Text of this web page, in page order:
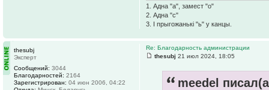
1. Адна "а", замест "о"
2. Адна "с"
3. І прыгожанькі "ь" у канцы.
Re: Благодарность администрации
thesubj 21 июл 2024, 18:05
meedel
thesubj
Эксперт
Сообщений: 3044
Благодарностей: 2164
Зарегистрирован: 04 июн 2006, 04:22